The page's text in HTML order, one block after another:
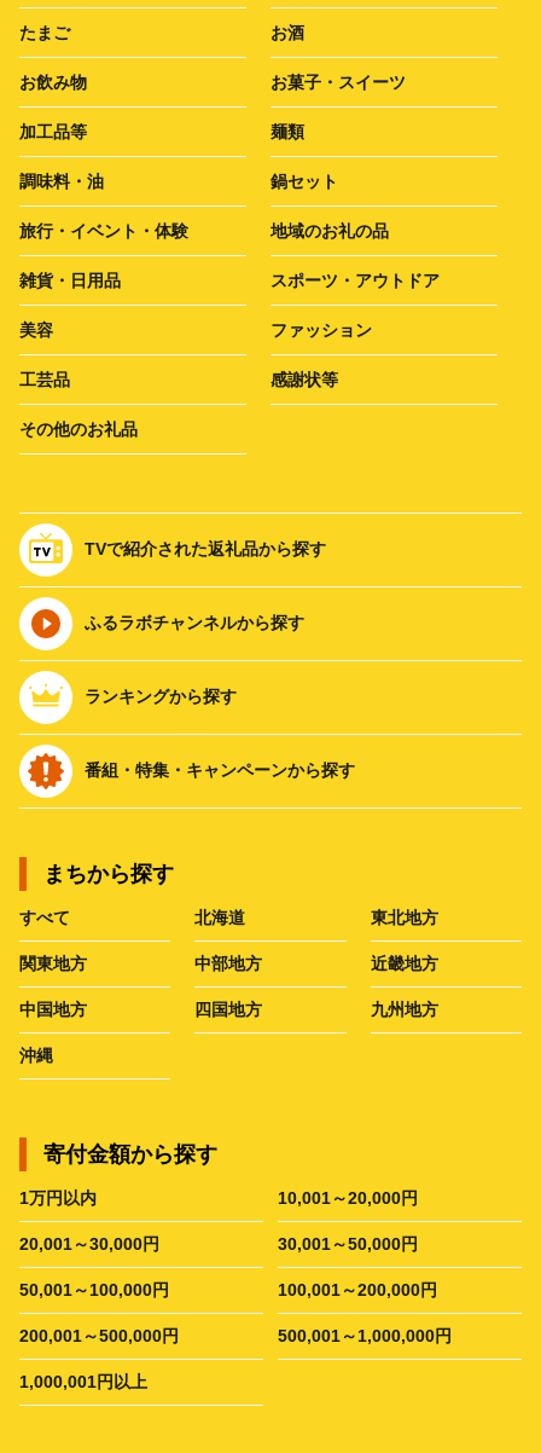
たまご お酒
お飲み物 お菓子・スイーツ
加工品等 麺類
調味料・油 鍋セット
旅行・イベント・体験 地域のお礼の品
雑貨・日用品 スポーツ・アウトドア
美容 ファッション
工芸品 感謝状等
その他のお礼品
TVで紹介された返礼品から探す
ふるラボチャンネルから探す
ランキングから探す
番組・特集・キャンペーンから探す
まちから探す
すべて 北海道 東北地方
関東地方 中部地方 近畿地方
中国地方 四国地方 九州地方
沖縄
寄付金額から探す
1万円以内 10,001～20,000円
20,001～30,000円 30,001～50,000円
50,001～100,000円 100,001～200,000円
200,001～500,000円 500,001～1,000,000円
1,000,001円以上